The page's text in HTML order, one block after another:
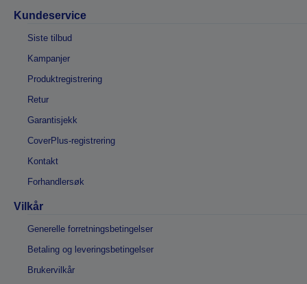
Kundeservice
Siste tilbud
Kampanjer
Produktregistrering
Retur
Garantisjekk
CoverPlus-registrering
Kontakt
Forhandlersøk
Vilkår
Generelle forretningsbetingelser
Betaling og leveringsbetingelser
Brukervilkår